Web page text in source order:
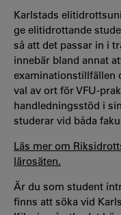
Karlstads
ge elitidrottande
så att det passar in i
innebär bland annat
examinationstillfällen
val av ort för VFU-
handledningsstöd i
studerar vid båda
Läs mer om
lärosäten.
Är du som student
finns att söka vid